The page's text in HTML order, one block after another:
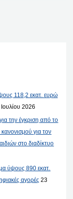
118,2 εκατ. ευρώ
2026
την έγκριση από το
για τον
στο διαδίκτυο
ύψους 890 εκατ.
αγορές 23